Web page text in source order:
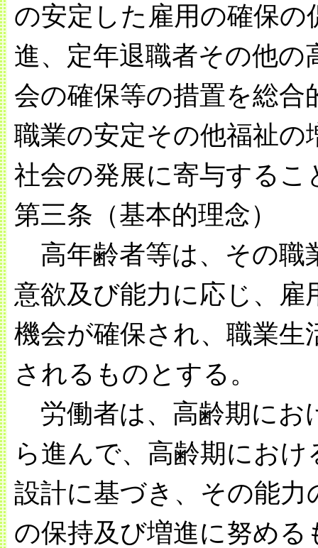
の安定した雇用の確保
進、定年退職者その他
会の確保等の措置を総
職業の安定その他福祉
社会の発展に寄与するこ
第三条（基本的理念）
高年齢者等は、その職
意欲及び能力に応じ、
機会が確保され、職業
されるものとする。
労働者は、高齢期にお
ら進んで、高齢期にお
設計に基づき、その能
の保持及び増進に努める